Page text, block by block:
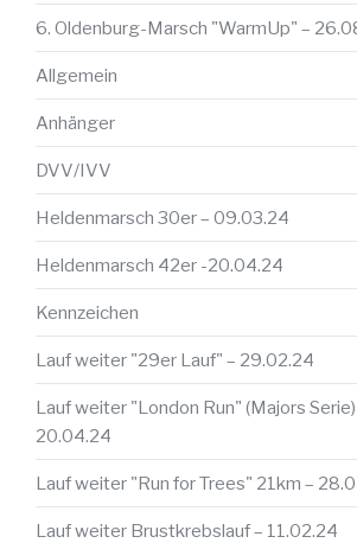
6. Oldenburg-Marsch "WarmUp" –
Allgemein
Anhänger
DVV/IVV
Heldenmarsch 30er – 09.03.24
Heldenmarsch 42er -20.04.24
Kennzeichen
Lauf weiter "29er Lauf" – 29.02.24
Lauf weiter "London Run" (Majors
20.04.24
Lauf weiter "Run for Trees" 21km –
Lauf weiter Brustkrebslauf – 11.02.24